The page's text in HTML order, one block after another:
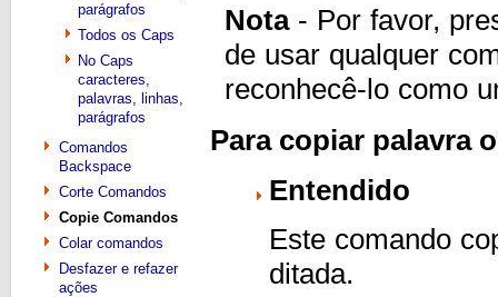
parágrafos
Todos os Caps
No Caps
caracteres,
palavras, linhas,
parágrafos
Comandos
Backspace
Corte Comandos
Copie Comandos
Colar comandos
Desfazer e refazer
ações
Nota- Por favor,
de usar qualquer
reconhecê-lo como
Para copiar palavra
Entendido
Este comando
ditada.